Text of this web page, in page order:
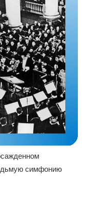
симфонию